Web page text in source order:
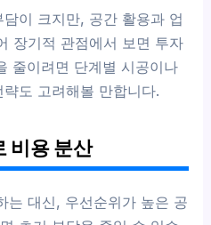
이 크지만, 공간 활용과 업
장기적 관점에서 보면 투자
줄이려면 단계별 시공이나
도 고려해볼 만합니다.
비용 분산
는 대신, 우선순위가 높은 공